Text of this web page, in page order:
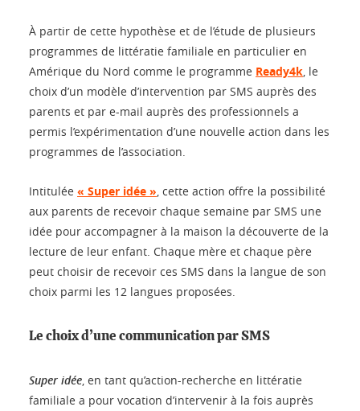
À partir de cette hypothèse et de l’étude de plusieurs
programmes de littératie familiale en particulier en
Amérique du Nord comme le programme Ready4k , le
choix d’un modèle d’intervention par SMS auprès des
parents et par e-mail auprès des professionnels a
permis l’expérimentation d’une nouvelle action dans les
programmes de l’association.
Intitulée « Super idée » , cette action offre la possibilité
aux parents de recevoir chaque semaine par SMS une
idée pour accompagner à la maison la découverte de la
lecture de leur enfant. Chaque mère et chaque père
peut choisir de recevoir ces SMS dans la langue de son
choix parmi les 12 langues proposées.
Le choix d’une communication par SMS
Super idée , en tant qu’action-recherche en littératie
familiale a pour vocation d’intervenir à la fois auprès